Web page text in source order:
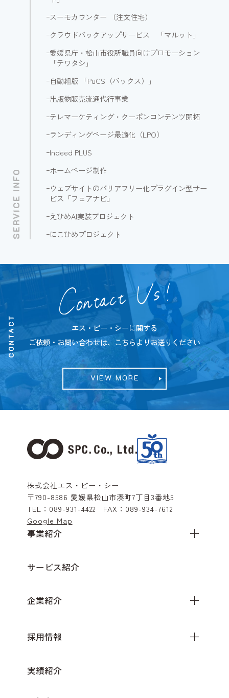
SERVICE INFO
ｰスーモカウンター （注文住宅）
ｰクラウドバックアップサービス 「マルット」
ｰ愛媛県庁・松山市役所職員向けプロモーション
「テワタシ」
ｰ自動組版 「PuCS（パックス）」
ｰ出版物販売流通代行事業
ｰテレマーケティング・クーポンコンテンツ開拓
ｰランディングページ最適化（LPO）
ｰIndeed PLUS
ｰホームページ制作
ｰウェブサイトのバリアフリー化プラグイン型サー
ビス「フェアナビ」
ｰえひめAI実装プロジェクト
ｰにこひめプロジェクト
CONTACT
エス・ピー・シーに関する
ご依頼・お問い合わせは、こちらよりお送りください
VIEW MORE
株式会社エス・ピー・シー
〒790-8586 愛媛県松山市湊町7丁目3番地5
TEL： 089-931-4422 FAX： 089-934-7612
Google Map
事業紹介
サービス紹介
企業紹介
採用情報
実績紹介